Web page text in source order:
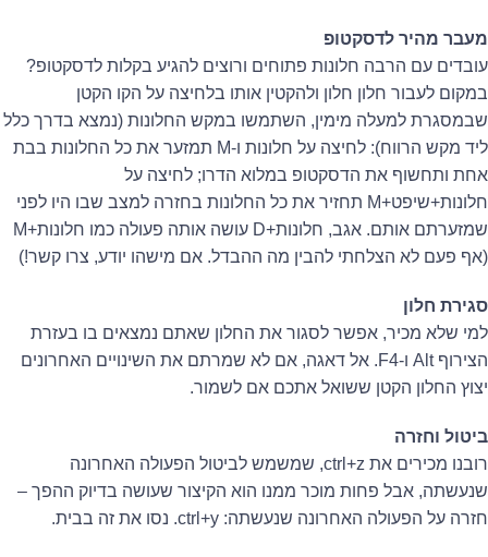
מעבר מהיר לדסקטופ
עובדים עם הרבה חלונות פתוחים ורוצים להגיע בקלות לדסקטופ?
במקום לעבור חלון חלון ולהקטין אותו בלחיצה על הקו הקטן
שבמסגרת למעלה מימין, השתמשו במקש החלונות (נמצא בדרך כלל
ליד מקש הרווח): לחיצה על חלונות ו-M תמזער את כל החלונות בבת
אחת ותחשוף את הדסקטופ במלוא הדרו; לחיצה על
חלונות+שיפט+M תחזיר את כל החלונות בחזרה למצב שבו היו לפני
שמזערתם אותם. אגב, חלונות+D עושה אותה פעולה כמו חלונות+M
(אף פעם לא הצלחתי להבין מה ההבדל. אם מישהו יודע, צרו קשר!)
סגירת חלון
למי שלא מכיר, אפשר לסגור את החלון שאתם נמצאים בו בעזרת
הצירוף Alt ו-F4. אל דאגה, אם לא שמרתם את השינויים האחרונים
יצוץ החלון הקטן ששואל אתכם אם לשמור.
ביטול וחזרה
רובנו מכירים את ctrl+z, שמשמש לביטול הפעולה האחרונה
שנעשתה, אבל פחות מוכר ממנו הוא הקיצור שעושה בדיוק ההפך –
חזרה על הפעולה האחרונה שנעשתה: ctrl+y. נסו את זה בבית.